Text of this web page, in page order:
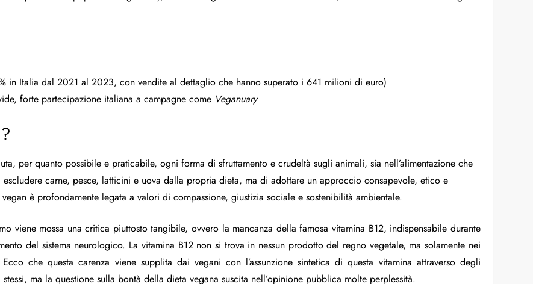
in Italia dal 2021 al 2023, con vendite al dettaglio che hanno superato i 641 milioni di euro)
forte partecipazione italiana a campagne come Veganuary
per quanto possibile e praticabile, ogni forma di sfruttamento e crudeltà sugli animali, sia nell’alimentazione che
carne, pesce, latticini e uova dalla propria dieta, ma di adottare un approccio consapevole, etico e
è profondamente legata a valori di compassione, giustizia sociale e sostenibilità ambientale.
viene mossa una critica piuttosto tangibile, ovvero la mancanza della famosa vitamina B12, indispensabile durante
del sistema neurologico. La vitamina B12 non si trova in nessun prodotto del regno vegetale, ma solamente nei
che questa carenza viene supplita dai vegani con l’assunzione sintetica di questa vitamina attraverso degli
ma la questione sulla bontà della dieta vegana suscita nell’opinione pubblica molte perplessità.